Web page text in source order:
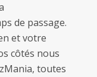
de passage.
et votre
côtés nous
toutes